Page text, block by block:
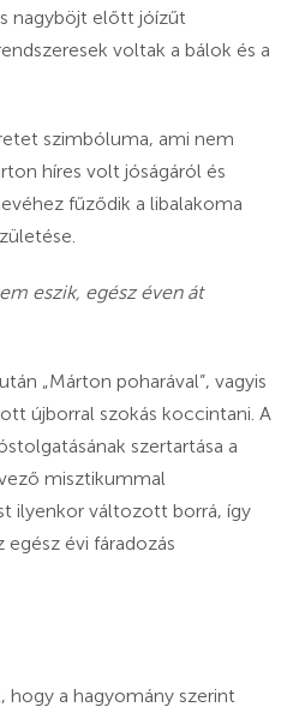
nagyböjt előtt jóízűt
voltak a bálok és a
szimbóluma, ami nem
híres volt jóságáról és
fűződik a libalakoma
eszik, egész éven át
„Márton poharával”, vagyis
újborral szokás koccintani. A
szertartása a
misztikummal
ilyenkor változott borrá, így
évi fáradozás
hogy a hagyomány szerint